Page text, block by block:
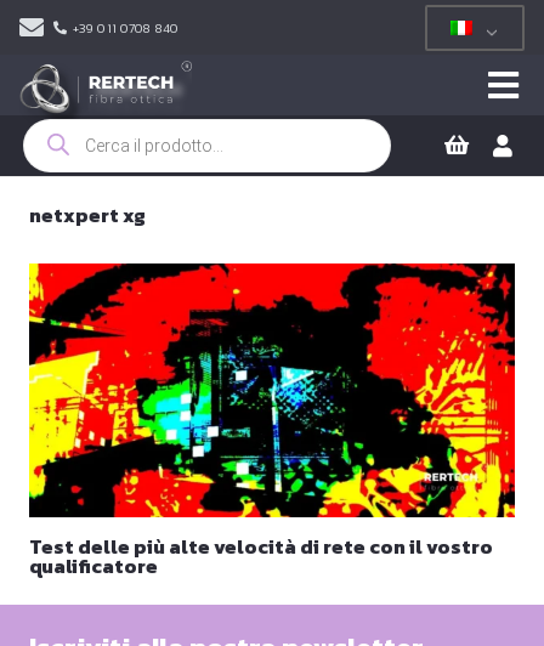
+39 011 0708 840
Ricerca
prodotti
netxpert xg
Test delle più alte velocità di rete con il vostro
qualificatore